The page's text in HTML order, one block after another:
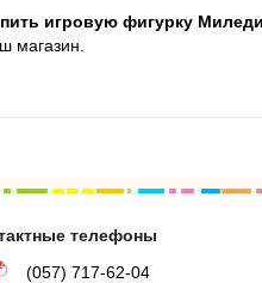
игровую фигурку Миледи
магазин.
телефоны
(057) 717-62-04